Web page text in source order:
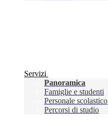
Servizi
Panoramica
Famiglie e studenti
Personale scolastico
Percorsi di studio